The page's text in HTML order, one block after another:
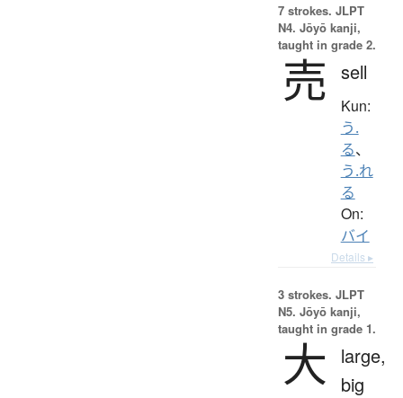
7 strokes. JLPT
N4. Jōyō kanji,
taught in grade 2.
売 sell
Kun:
う.
る、
う.れ
る
On:
バイ
Details ▸
3 strokes. JLPT
N5. Jōyō kanji,
taught in grade 1.
大
large,
big